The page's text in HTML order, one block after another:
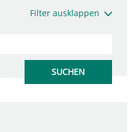
Filter ausklappen